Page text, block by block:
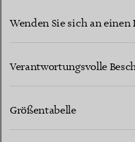
Wenden Sie sich an
Verantwortungsvolle
Größentabelle